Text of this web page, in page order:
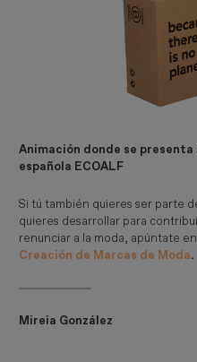
Animación donde se
española ECOALF
Si tú también quieres ser parte
quieres desarrollar para
renunciar a la moda, apúntate
Creación de Marcas de Moda.
Mireia González